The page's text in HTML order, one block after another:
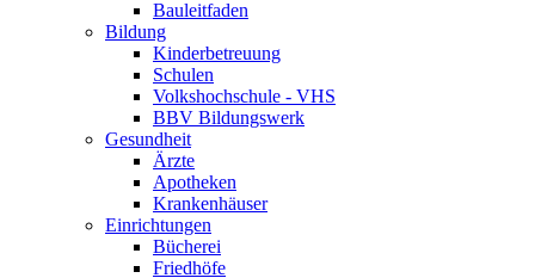
Bauleitfaden
Bildung
Kinderbetreuung
Schulen
Volkshochschule - VHS
BBV Bildungswerk
Gesundheit
Ärzte
Apotheken
Krankenhäuser
Einrichtungen
Bücherei
Friedhöfe